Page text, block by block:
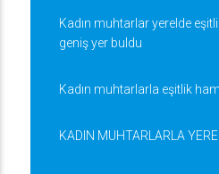
Kadın muhtarlar yerelde
geniş yer buldu
Kadın muhtarlarla eşitlik
KADIN MUHTARLARLA